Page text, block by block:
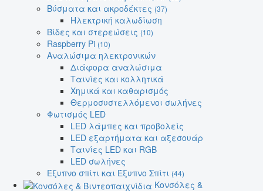
Βύσματα και ακροδέκτες (37)
Ηλεκτρική καλωδίωση
Βίδες και στερεώσεις (10)
Raspberry Pi (10)
Αναλώσιμα ηλεκτρονικών
Διάφορα αναλώσιμα
Ταινίες και κολλητικά
Χημικά και καθαρισμός
Θερμοσυστελλόμενοι σωλήνες
Φωτισμός LED
LED λάμπες και προβολείς
LED εξαρτήματα και αξεσουάρ
Ταινίες LED και RGB
LED σωλήνες
Έξυπνο σπίτι και Έξυπνο Σπίτι (44)
Κονσόλες &